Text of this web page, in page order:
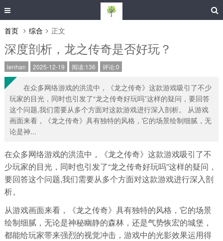
首页 综合 正文
深度剖析，龙之传奇是否好玩？
lenhan 2025-12-19 阅读:136 评论:0
在众多网络游戏的洪流中，《龙之传奇》这款游戏吸引了不少
玩家的目光，同时也引发了“龙之传奇好玩吗”这样的疑问，要回答
这个问题,我们需要从多个方面对这款游戏进行深入剖析。 从游戏
画面来看，《龙之传奇》具有独特的风格，它的场景绘制细腻，无
论是神...
在众多网络游戏的洪流中，《龙之传奇》这款游戏吸引了不
少玩家的目光，同时也引发了“龙之传奇好玩吗”这样的疑问，
要回答这个问题,我们需要从多个方面对这款游戏进行深入剖
析。
从游戏画面来看，《龙之传奇》具有独特的风格，它的场景
绘制细腻，无论是神秘幽静的森林，还是气势恢宏的城堡，
都能给玩家带来强烈的视觉冲击，游戏中的光影效果运用得